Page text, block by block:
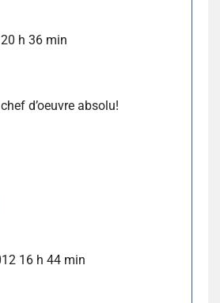
h 36 min
d’oeuvre absolu!
16 h 44 min